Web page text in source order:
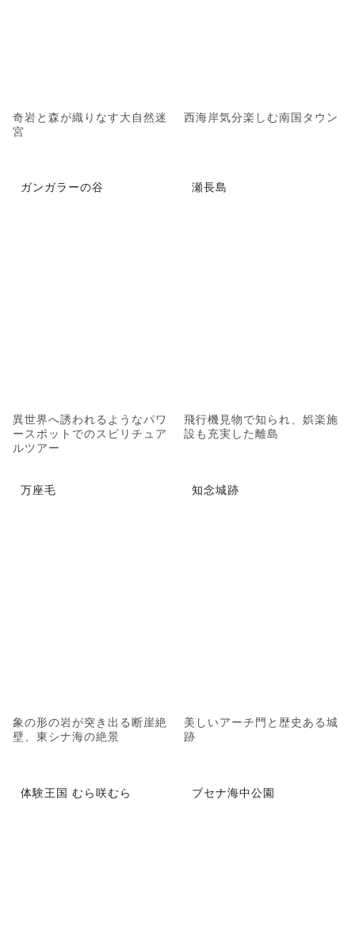
奇岩と森が織りなす大自然迷
宮
西海岸気分楽しむ南国タウン
ガンガラーの谷
異世界へ誘われるようなパワ
ースポットでのスピリチュア
ルツアー
瀬長島
飛行機見物で知られ、娯楽施
設も充実した離島
万座毛
象の形の岩が突き出る断崖絶
壁、東シナ海の絶景
知念城跡
美しいアーチ門と歴史ある城
跡
体験王国 むら咲むら ブセナ海中公園